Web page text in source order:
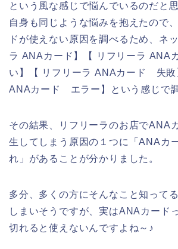
という風な感じで悩んでいるのだと
自身も同じような悩みを抱えたので
ドが使えない原因を調べるため、ネ
ラ ANAカード】【 リフリーラ ANA
い】【 リフリーラ ANAカード 失敗
ANAカード エラー】という感じで調
その結果、リフリーラのお店でANA
生してしまう原因の１つに「ANAカ
れ」があることが分かりました。
多分、多くの方にそんなこと知って
しまいそうですが、実はANAカード
切れると使えないんですよね～♪